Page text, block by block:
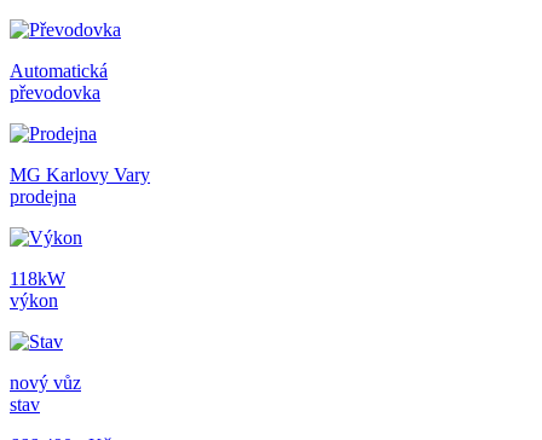
Automatická
převodovka
MG Karlovy Vary
prodejna
118kW
výkon
nový vůz
stav